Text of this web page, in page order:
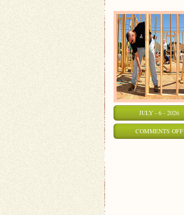
JULY - 6 - 2026
COMMENTS OFF